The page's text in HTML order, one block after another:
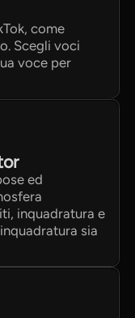
come
Scegli voci
voce per
ed
inquadratura e
sia